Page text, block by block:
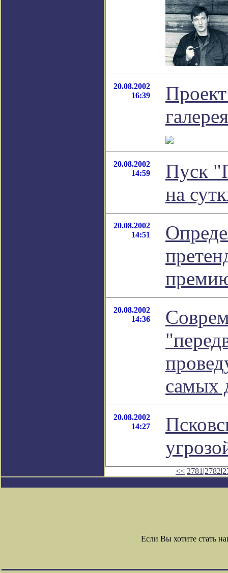
20.08.2002
16:39
20.08.2002
14:59
Пуск
на
20.08.2002
14:51
20.08.2002
14:36
самых
20.08.2002
14:27
<< 2781 |2782|
Если Вы хотите стать